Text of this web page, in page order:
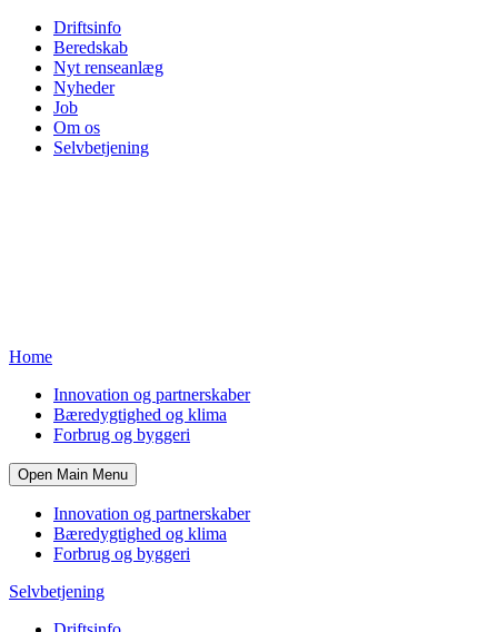
Driftsinfo
Beredskab
Nyt renseanlæg
Nyheder
Job
Om os
Selvbetjening
Home
Innovation og partnerskaber
Bæredygtighed og klima
Forbrug og byggeri
Open Main Menu
Innovation og partnerskaber
Bæredygtighed og klima
Forbrug og byggeri
Selvbetjening